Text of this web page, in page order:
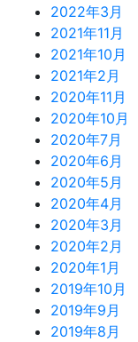
2022年3月
2021年11月
2021年10月
2021年2月
2020年11月
2020年10月
2020年7月
2020年6月
2020年5月
2020年4月
2020年3月
2020年2月
2020年1月
2019年10月
2019年9月
2019年8月